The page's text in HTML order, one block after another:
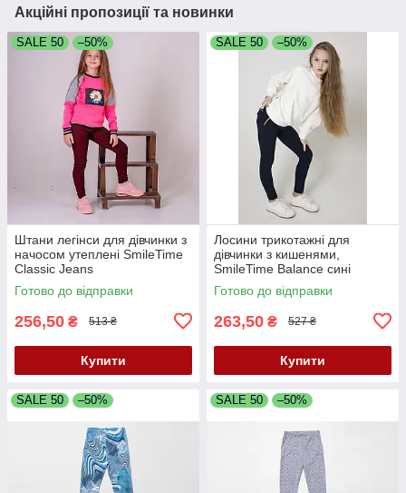
Акційні пропозиції та новинки
SALE 50 –50%
Штани легінси для дівчинки з
начосом утеплені SmileTime
Classic Jeans
Готово до відправки
256,50 ₴ 513 ₴
Купити
SALE 50 –50%
Лосини трикотажні для
дівчинки з кишенями,
SmileTime Balance сині
Готово до відправки
263,50 ₴ 527 ₴
Купити
SALE 50 –50% SALE 50 –50%